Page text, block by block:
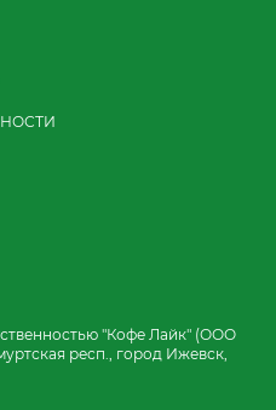
"Кофе Лайк" (ООО
респ., город Ижевск,